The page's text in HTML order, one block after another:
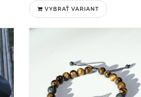
VYBRAŤ VARIANT